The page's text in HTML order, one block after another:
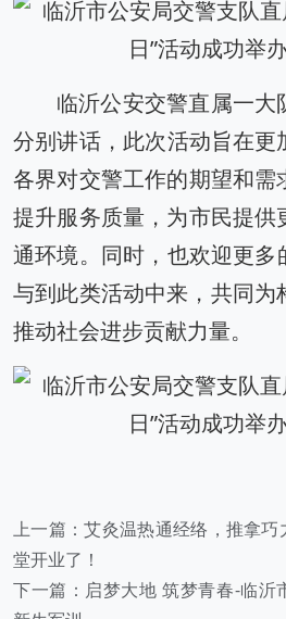
临沂公安交警直属一大
分别讲话，‌此次活动旨在更
各界对交警工作的期望和需
提升服务质量，‌为市民提供
通环境。‌同时，‌也欢迎更多
与到此类活动中来，‌共同为
推动社会进步贡献力量。‌
上一篇：艾灸温热通经络，推拿
堂开业了！
下一篇： 启梦大地 筑梦青春-临沂